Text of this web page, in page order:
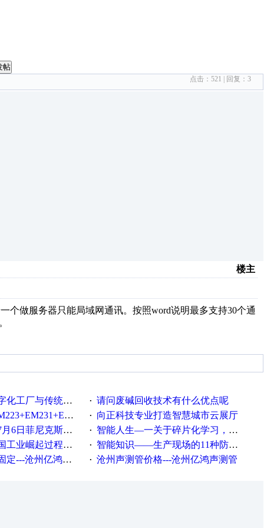
帖
点击： 521 | 回复： 3
楼主
个做服务器只能局域网通讯。按照word说明最多支持30个通
厂的差别体现在哪里？ · 请问废碱回收技术有什么优点呢
怎么用以太网通讯？
·
向正科技专业打造智慧城市云展厅
克斯在线研讨会即得
·
智能人生—一关于碎片化学习，看这一篇就够了！
不得不提的10个关键词
·
智能知识——生产现场的11种防错！(1)
沧州亿鸿声测管
· 沧州声测管价格---沧州亿鸿声测管​